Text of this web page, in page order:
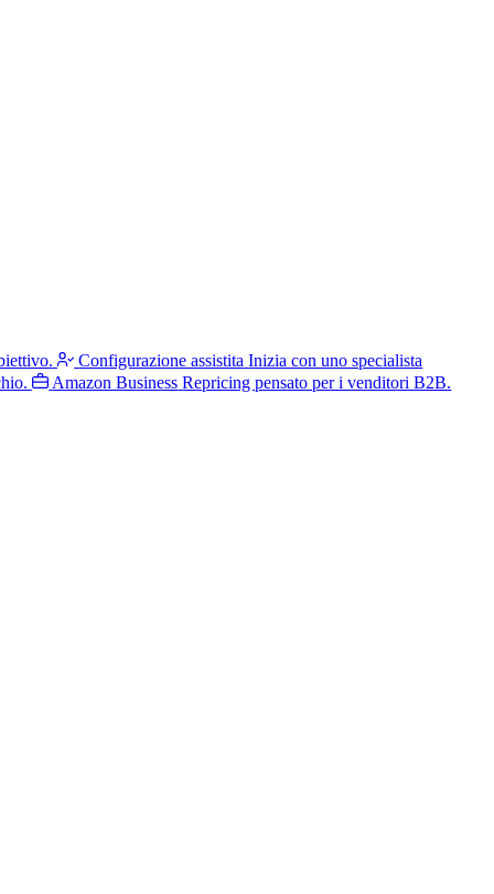
Configurazione assistita Inizia con uno specialista
Amazon Business Repricing pensato per i venditori B2B.